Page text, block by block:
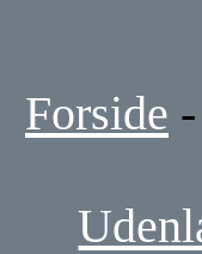
Forside -